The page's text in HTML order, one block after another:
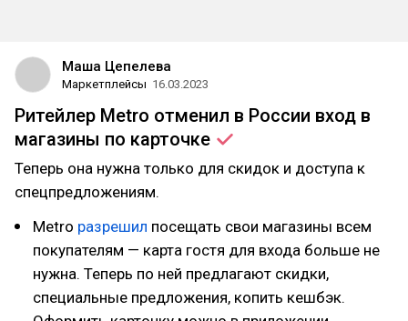
Маша Цепелева
Маркетплейсы 16.03.2023
Ритейлер Metro отменил в России вход в
магазины по карточке
Теперь она нужна только для скидок и доступа к
спецпредложениям.
Metro разрешил посещать свои магазины всем
покупателям — карта гостя для входа больше не
нужна. Теперь по ней предлагают скидки,
специальные предложения, копить кешбэк.